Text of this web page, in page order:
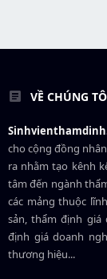
VỀ CHÚNG
cho cộng đồng
ra nhằm tạo kênh
tâm đến ngành
các mảng thuộc
sản, thẩm định giá
định giá doanh
thương hiệu...